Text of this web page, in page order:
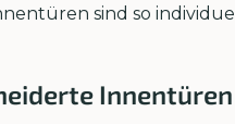
sind so
Innentüren